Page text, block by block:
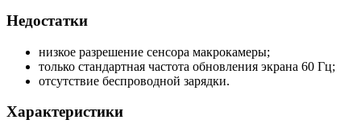
Недостатки
низкое разрешение сенсора макрокамеры;
только стандартная частота обновления экрана 60 Гц;
отсутствие беспроводной зарядки.
Характеристики